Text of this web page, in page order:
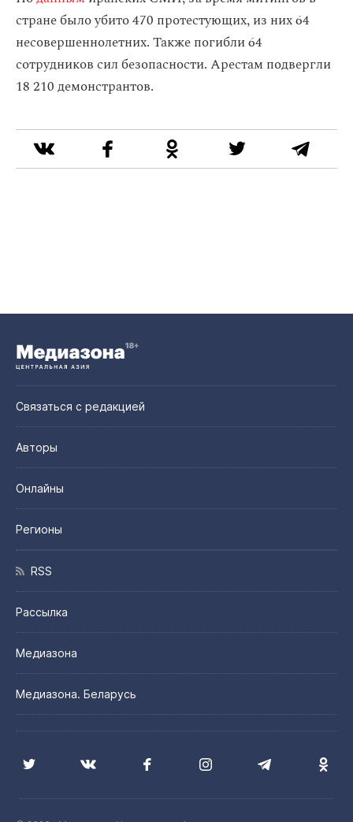
стране было убито 470 протестующих, из них 64
несовершеннолетних. Также погибли 64
сотрудников сил безопасности. Арестам подвергли
18 210 демонстрантов.
Связаться с редакцией
Авторы
Онлайны
Регионы
RSS
Рассылка
Медиазона
Медиазона. Беларусь